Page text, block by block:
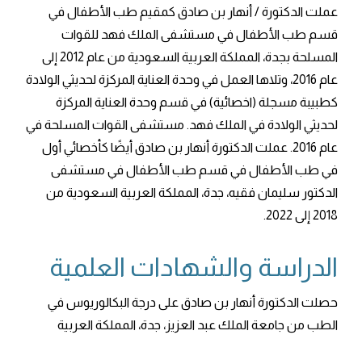
عملت الدكتورة / أنهار بن صادق كمقيم طب الأطفال في
قسم طب الأطفال في مستشفى الملك فهد للقوات
المسلحة بجدة، المملكة العربية السعودية من عام 2012 إلى
عام 2016، وتلاها العمل في وحدة العناية المركزة لحديثي الولادة
كطبيبة مسجلة (اخصائية) في قسم وحدة العناية المركزة
لحديثي الولادة في الملك فهد. مستشفى القوات المسلحة في
عام 2016. عملت الدكتورة أنهار بن صادق أيضًا كأخصائي أول
في طب الأطفال في قسم طب الأطفال في مستشفى
الدكتور سليمان فقيه، جدة، المملكة العربية السعودية من
2018 إلى 2022.
الدراسة والشهادات العلمية
حصلت الدكتورة أنهار بن صادق على درجة البكالوريوس في
الطب من جامعة الملك عبد العزيز، جدة، المملكة العربية